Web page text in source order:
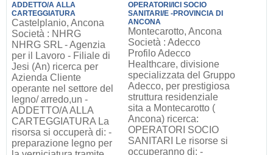
ADDETTO/A ALLA
CARTEGGIATURA
Castelplanio, Ancona
Società : NHRG
NHRG SRL - Agenzia
per il Lavoro - Filiale di
Jesi (An) ricerca per
Azienda Cliente
operante nel settore del
legno/ arredo,un -
ADDETTO/A ALLA
CARTEGGIATURA La
risorsa si occuperà di: -
preparazione legno per
OPERATORI/ICI SOCIO
SANITARI/E -PROVINCIA DI
ANCONA
Montecarotto, Ancona
Società : Adecco
Profilo Adecco
Healthcare, divisione
specializzata del Gruppo
Adecco, per prestigiosa
struttura residenziale
sita a Montecarotto (
Ancona) ricerca:
OPERATORI SOCIO
SANITARI Le risorse si
occuperanno di: -